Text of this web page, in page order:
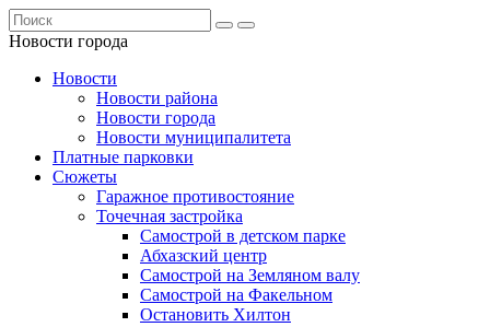
Новости города
Новости
Новости района
Новости города
Новости муниципалитета
Платные парковки
Сюжеты
Гаражное противостояние
Точечная застройка
Самострой в детском парке
Абхазский центр
Самострой на Земляном валу
Самострой на Факельном
Остановить Хилтон